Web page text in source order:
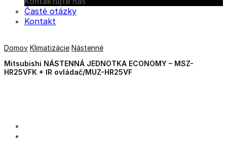
Časté otázky
Kontakt
Domov Klimatizácie Nástenné
Mitsubishi NÁSTENNÁ JEDNOTKA ECONOMY – MSZ-
HR25VFK + IR ovládač/MUZ-HR25VF